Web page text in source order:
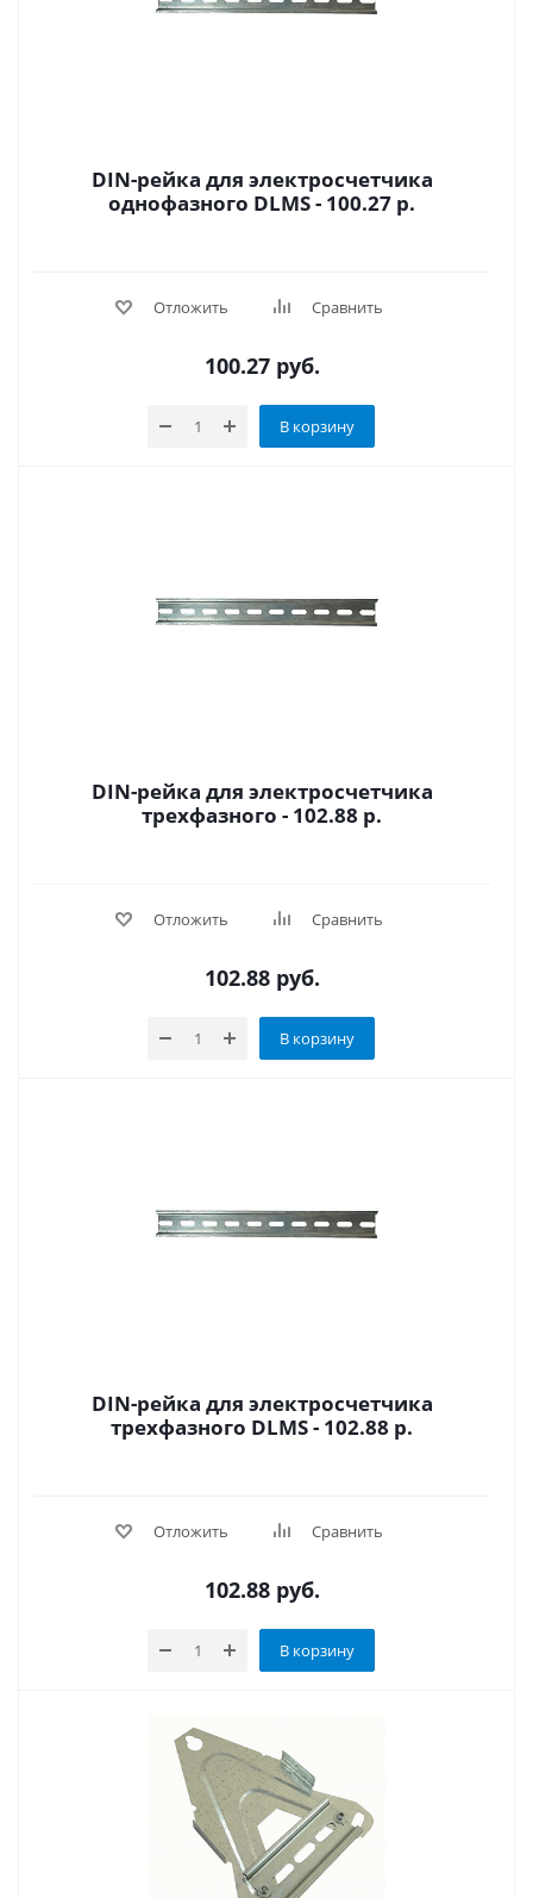
DIN-рейка для электросчетчика
однофазного DLMS - 100.27 р.
Отложить Сравнить
100.27 руб.
В корзину
DIN-рейка для электросчетчика
трехфазного - 102.88 р.
Отложить Сравнить
102.88 руб.
В корзину
DIN-рейка для электросчетчика
трехфазного DLMS - 102.88 р.
Отложить Сравнить
102.88 руб.
В корзину